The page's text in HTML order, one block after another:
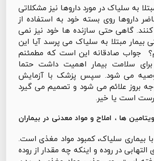
به سلیاک در مورد داروها نیز مشکلاتی
داروها روی بسته خود به استفاده از
گاهی حتی سازنده ها خود نیز نمی
بیمار مبتلا به سلیاک می پرسد آیا این
جواب صادقانه این است که مطمئنم
برای سلامت بیمار اهمیت داشت حتما
می شود. سپس پزشک با آزمایش
بروز علائم می شود و تصمیم می گیرد
است یا خير.
ها ، املاح و مواد معدنی در بیماران
بیماری سلیاک، کمبود مواد مغذی است.
در روده و اینکه چه مقدار از روده